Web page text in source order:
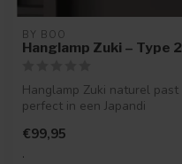
BY BOO
Hanglamp Zuki – Type 2
Hanglamp Zuki naturel past
perfect in een Japandi
va...
€99,95
.